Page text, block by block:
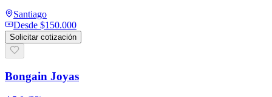
Santiago
Desde $150.000
Solicitar cotización
Bongain Joyas